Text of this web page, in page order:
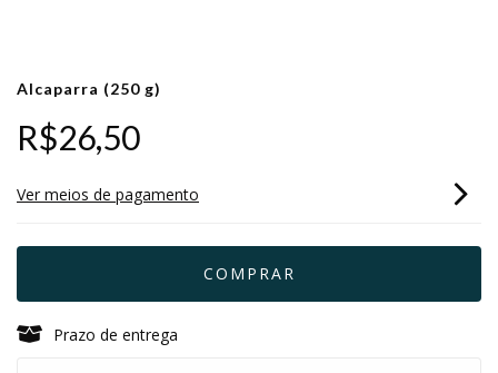
Alcaparra (250 g)
R$26,50
Ver meios de pagamento
Prazo de entrega